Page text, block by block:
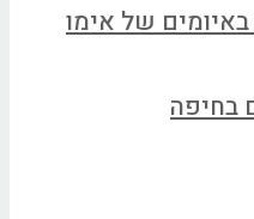
באיומים של אימו
בחיפה